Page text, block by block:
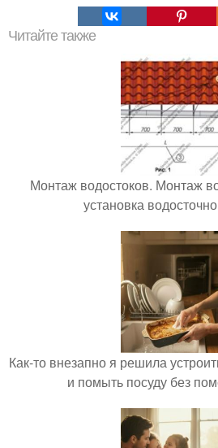
Читайте также
Монтаж водостоков. Монтаж
установка
Как-то внезапно я решила
и помыть посуду без